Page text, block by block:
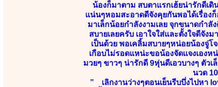
น้องก็มาตาม สบตาแรกเฮ้ยน่ารักดีเ
แน่นๆหอมสะอาดดีจังคุยกันพอได้เรื่อง
มาเล็กน้อยกำลังงามเลย จุกขนาดกำ
สบายเลยครับ เอาใจใส่และตั้งใจดีจั
เป็นด้วย พอเคลิ้มสบายๆหน่อยน้องจู่โ
เกือบไม่รอดแหน่ะขอน้องจัดเเจงเอ
มวยๆ ขาวๆ น่ารักดี 9หุ่นดีเอวบางๆ ตัว
นวด
” เลิกงานว่างๆตอนเย็นรีบบึ่งไปหา